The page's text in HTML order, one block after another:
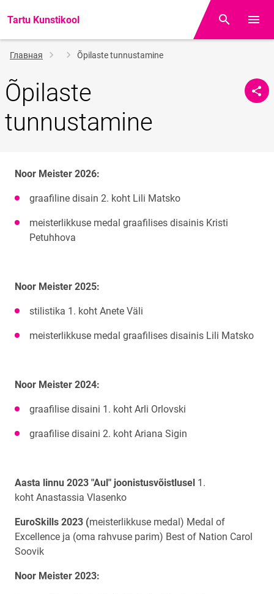
Tartu Kunstikool Поиск
Строка
навигации
Главная Õpilaste tunnustamine
Õpilaste
tunnustamine
Noor Meister 2026:
graafiline disain 2. koht Lili Matsko
meisterlikkuse medal graafilises disainis Kristi
Petuhhova
Noor Meister 2025:
stilistika 1. koht Anete Väli
meisterlikkuse medal graafilises disainis Lili Matsko
Noor Meister 2024:
graafilise disaini 1. koht Arli Orlovski
graafilise disaini 2. koht Ariana Sigin
Aasta linnu 2023 "Aul" joonistusvõistlusel 1.
koht Anastassia Vlasenko
EuroSkills 2023 (meisterlikkuse medal) Medal of
Excellence ja (oma rahvuse parim) Best of Nation Carol
Soovik
Noor Meister 2023: